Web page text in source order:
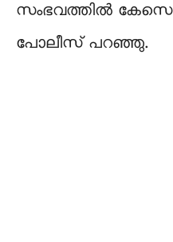
സംഭവത്തിൽ
പോലീസ് പറഞ്ഞു.